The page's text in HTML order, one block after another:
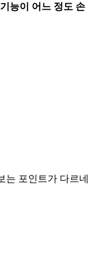
능이 어느 정도 손
는 포인트가 다르네